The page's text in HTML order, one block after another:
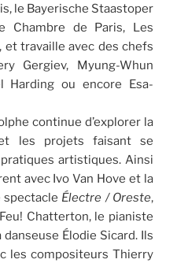
le Bayerische Staastoper
Chambre de Paris, Les
et travaille avec des chefs
Gergiev, Myung-Whun
Harding ou encore Esa-
continue d’explorer la
les projets faisant se
artistiques. Ainsi
avec Ivo Van Hove et la
spectacle Électre / Oreste,
Chatterton, le pianiste
Élodie Sicard. Ils
les compositeurs Thierry